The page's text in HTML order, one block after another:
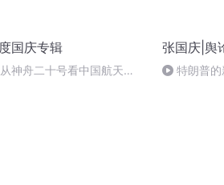
国庆专辑
从神舟二十号看中国航天
张国庆|舆
特朗普的